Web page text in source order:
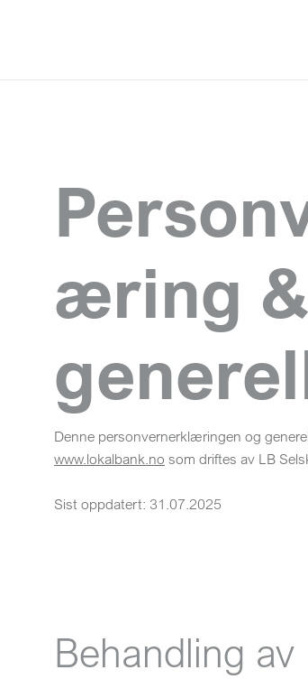
æring &
Denne personvernerklæringen og
www.lokalbank.no som driftes av LB
Sist oppdatert: 31.07.2025
Behandling av